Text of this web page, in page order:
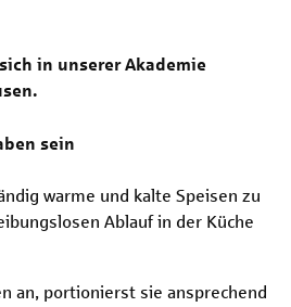
in unserer Akademie
sein
warme und kalte Speisen zu
Ablauf in der Küche
an, portionierst sie ansprechend